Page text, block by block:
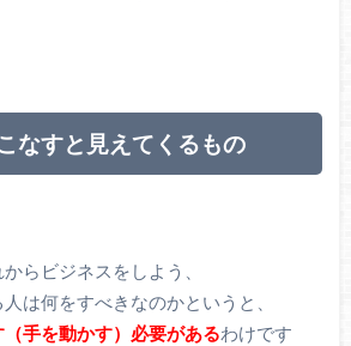
なすと見えてくるもの
らビジネスをしよう、
は何をすべきなのかというと、
手を動かす）必要があるわけです